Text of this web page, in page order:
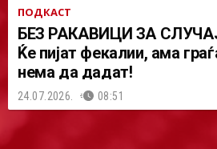
ПОДКАСТ
БЕЗ РАКАВИЦИ ЗА
Ќе пијат фекалии, ама
нема да дадат!
24.07.2026. 08:51